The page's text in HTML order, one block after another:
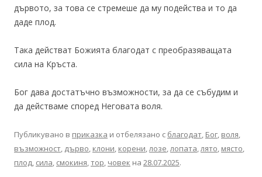
дървото, за това се стремеше да му подейства и то да
даде плод.
Така действат Божията благодат с преобразяващата
сила на Кръста.
Бог дава достатъчно възможности, за да се събудим и
да действаме според Неговата воля.
Публикувано в приказка и отбелязано с благодат, Бог, воля,
възможност, дърво, клони, корени,лозе,лопата,лято, място,
плод, сила, смокиня,тор, човек на 28.07.2025.